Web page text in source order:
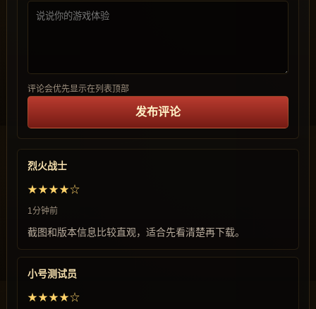
评论会优先显示在列表顶部
发布评论
烈火战士
★★★★☆
1分钟前
截图和版本信息比较直观，适合先看清楚再下载。
小号测试员
★★★★☆